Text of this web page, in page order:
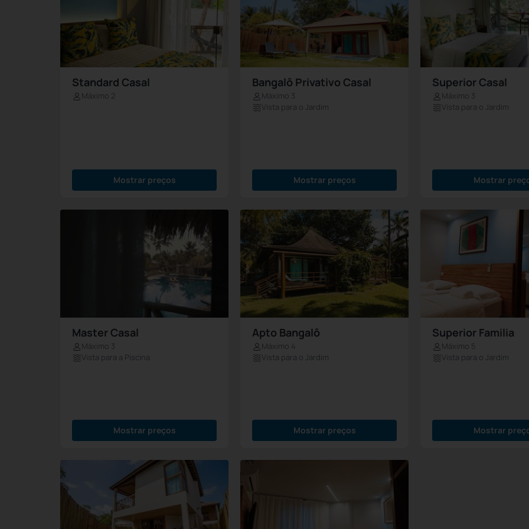
Standard Casal
Máximo 2
Mostrar preços
Bangalô Privativo Casal
Máximo 3
Vista para o Jardim
Mostrar preços
Superior Casal
Máximo 3
Vista para o Jardim
Mostrar
Master Casal
Máximo 3
Vista para a Piscina
Mostrar preços
Apto Bangalô
Máximo 4
Vista para o Jardim
Mostrar preços
Superior Familia
Máximo 5
Vista para o Jardim
Mostrar